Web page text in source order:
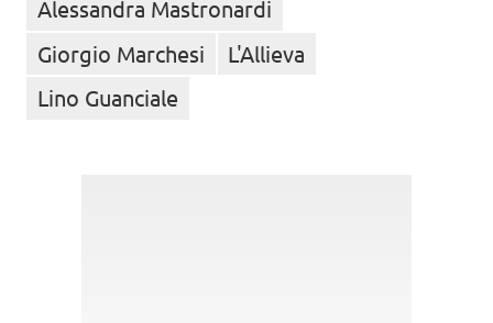
Alessandra Mastronardi
Giorgio Marchesi
L'Allieva
Lino Guanciale